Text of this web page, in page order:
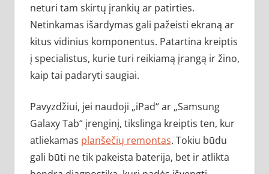
neturi tam skirtų įrankių ar patirties.
Netinkamas išardymas gali pažeisti ekraną ar
kitus vidinius komponentus. Patartina kreiptis
į specialistus, kurie turi reikiamą įrangą ir žino,
kaip tai padaryti saugiai.
Pavyzdžiui, jei naudoji „iPad“ ar „Samsung
Galaxy Tab“ įrenginį, tikslinga kreiptis ten, kur
atliekamas planšečių remontas. Tokiu būdu
gali būti ne tik pakeista baterija, bet ir atlikta